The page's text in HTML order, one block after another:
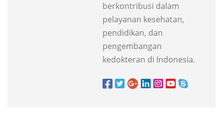
berkontribusi dalam
pelayanan kesehatan,
pendidikan, dan
pengembangan
kedokteran di Indonesia.